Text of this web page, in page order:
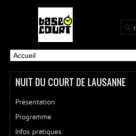
NUIT DU COURT DE LAUSANNE
Présentation
Programme
Infos pratiques